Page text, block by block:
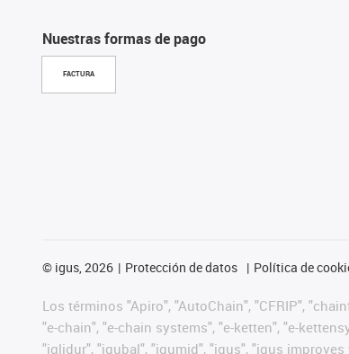
Nuestras formas de pago
FACTURA
© igus, 2026 Protección de datos Política de
Los términos "Apiro", "AutoChain", "CFRIP",
"e-chain", "e-chain systems", "e-ketten", "e-
"iglidur", "igubal", "igumid", "igus", "igus